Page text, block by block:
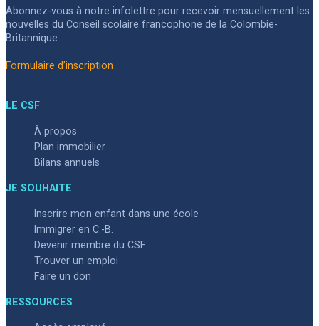
Abonnez-vous à notre infolettre pour recevoir mensuellement les
nouvelles du Conseil scolaire francophone de la Colombie-
Britannique.
Formulaire d’inscription
LE CSF
À propos
Plan immobilier
Bilans annuels
JE SOUHAITE
Inscrire mon enfant dans une école
Immigrer en C.-B.
Devenir membre du CSF
Trouver un emploi
Faire un don
RESSOURCES